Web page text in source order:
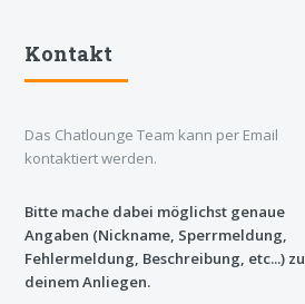
Kontakt
Das Chatlounge Team kann per Email
kontaktiert werden.
Bitte mache dabei möglichst genaue
Angaben (Nickname, Sperrmeldung,
Fehlermeldung, Beschreibung, etc...) zu
deinem Anliegen.